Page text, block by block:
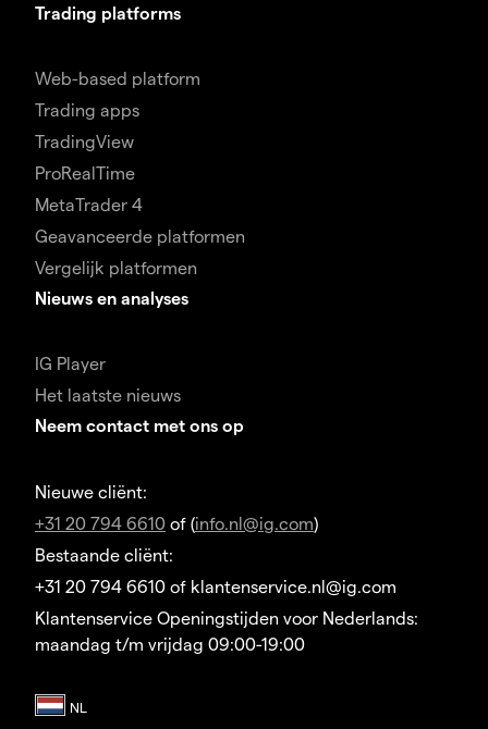
Trading platforms
Web-based platform
Trading apps
TradingView
ProRealTime
MetaTrader 4
Geavanceerde platformen
Vergelijk platformen
Nieuws en analyses
IG Player
Het laatste nieuws
Neem contact met ons op
Nieuwe cliënt:
+31 20 794 6610 of (info.nl@ig.com)
Bestaande cliënt:
+31 20 794 6610 of klantenservice.nl@ig.com
Klantenservice Openingstijden voor Nederlands:
maandag t/m vrijdag 09:00-19:00